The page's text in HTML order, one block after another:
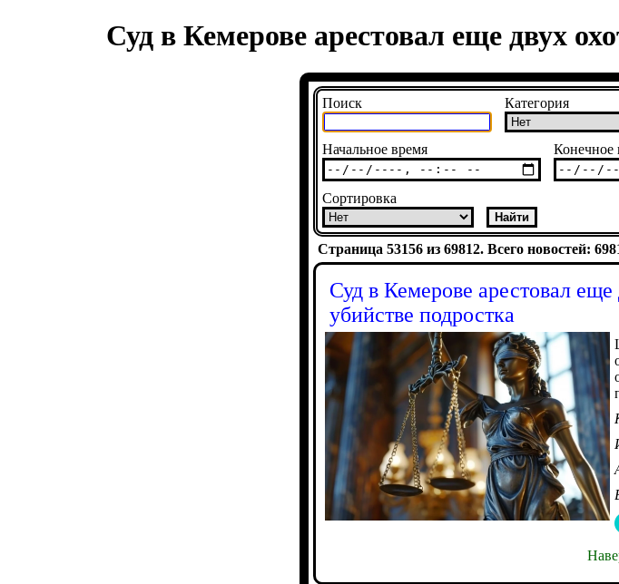
Суд в Кемерове арестовал еще двух
Поиск Категория
Начальное время Конечное
Сортировка
Страница 53156 из 69812. Всего новостей:
Суд в Кемерове арестовал
убийстве подростка